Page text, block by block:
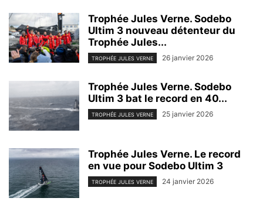
Trophée Jules Verne. Sodebo
Ultim 3 nouveau détenteur du
Trophée Jules...
TROPHÉE JULES VERNE 26 janvier 2026
Trophée Jules Verne. Sodebo
Ultim 3 bat le record en 40...
TROPHÉE JULES VERNE 25 janvier 2026
Trophée Jules Verne. Le record
en vue pour Sodebo Ultim 3
TROPHÉE JULES VERNE 24 janvier 2026